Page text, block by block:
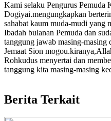
Kami selaku Pengurus
Dogiyai.mengungkapkan
sahabat kaum muda-mudi yang
Ibadah bulanan Pemuda dan
tanggung jawab masing-masing
Jemaat Sion
Rohkudus menyertai dan
tanggung kita masing-masing
Berita Terkait